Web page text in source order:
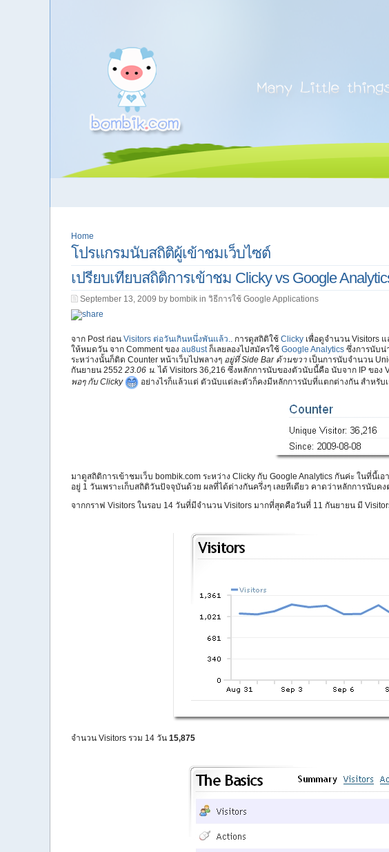
Home
โปรแกรมนับสถิติผู้เข้าชมเว็บไซต์
เปรียบเทียบสถิติการเข้าชม Clicky vs Google
September 13, 2009 by bombik in วิธีการใช้ Google Applications
จาก Post ก่อน Visitors ต่อวันเกินหนึ่งพันแล้ว.. การดูสถิติใช้ Clicky เพื่อดูจำนวน Visitors
ให้หมดวัน จาก Comment ของ au8ustก็เลยลองไปสมัครใช้ Google Analytics ซึ่งการนับน่
ระหว่างนั้นก็ติด Counter หน้าเว็บไปพลางๆ อยู่ที่ Side Bar ด้านขวา เป็นการนับจำนวน
กันยายน 2552 23.06 น. ได้ Visitors 36,216 ซึ่งหลักการนับของตัวนับนี้คือ นับจาก IP ของ
พอๆ กับ Clicky
อย่างไรก็แล้วแต่ ตัวนับแต่ละตัวก็คงมีหลักการนับที่แตกต่างกัน สำหรับ
มาดูสถิติการเข้าชมเว็บ bombik.com ระหว่าง Clicky กับ Google Analytics กันค่ะ ในที่นี้
อยู่ 1 วันเพราะเก็บสถิติวันปัจจุบันด้วย ผลที่ได้ต่างกันครึ่งๆ เลยทีเดียว คาดว่าหลักการนับคง
จากกราฟ Visitors ในรอบ 14 วันที่มีจำนวน Visitors มากที่สุดคือวันที่ 11 กันยายน มี
จำนวน Visitors รวม 14 วัน 15,875